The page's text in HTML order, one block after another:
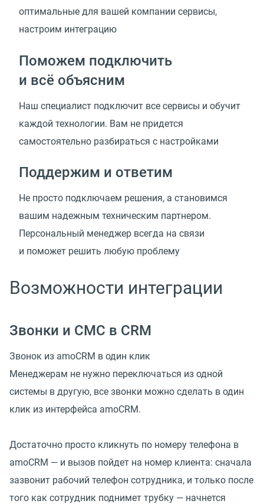
оптимальные для вашей компании сервисы,
настроим интеграцию
Поможем подключить
и всё объясним
Наш специалист подключит все сервисы и обучит
каждой технологии. Вам не придется
самостоятельно разбираться с настройками
Поддержим и ответим
Не просто подключаем решения, а становимся
вашим надежным техническим партнером.
Персональный менеджер всегда на связи
и поможет решить любую проблему
Возможности интеграции
Звонки и СМС в CRM
Звонок из amoCRM в один клик
Менеджерам не нужно переключаться из одной
системы в другую, все звонки можно сделать в один
клик из интерфейса amoCRM.
Достаточно просто кликнуть по номеру телефона в
amoCRM — и вызов пойдет на номер клиента: сначала
зазвонит рабочий телефон сотрудника, и только после
того как сотрудник поднимет трубку — начнется